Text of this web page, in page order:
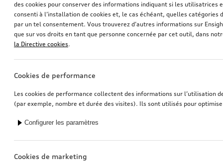
des cookies pour conserver des informations indiquant si les utilisatrices
consenti à l’installation de cookies et, le cas échéant, quelles catégories
par un tel consentement. Vous trouverez d’autres informations sur
que sur vos droits en tant que personne concernée par cet outil, dans
la Directive cookies.
Cookies de performance
Les cookies de performance collectent des informations sur l’utilisation
(par exemple, nombre et durée des visites). Ils sont utilisés pour
Configurer les paramètres
Cookies de marketing